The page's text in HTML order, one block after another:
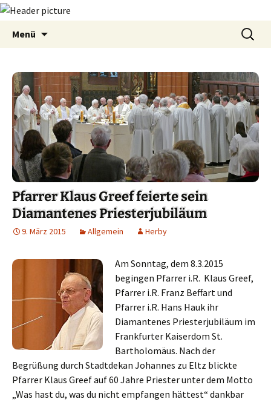
Menü
Suchen
nach:
Pfarrer Klaus Greef feierte sein
Diamantenes Priesterjubiläum
9. März 2015 Allgemein Herby
Am Sonntag, dem 8.3.2015
begingen Pfarrer i.R. Klaus Greef,
Pfarrer i.R. Franz Beffart und
Pfarrer i.R. Hans Hauk ihr
Diamantenes Priesterjubiläum im
Frankfurter Kaiserdom St.
Bartholomäus. Nach der
Begrüßung durch Stadtdekan Johannes zu Eltz blickte
Pfarrer Klaus Greef auf 60 Jahre Priester unter dem Motto
„Was hast du, was du nicht empfangen hättest“ dankbar